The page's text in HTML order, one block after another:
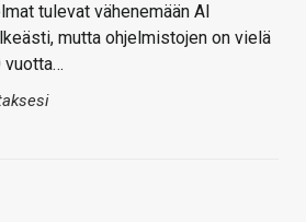
tulevat vähenemään AI
mutta ohjelmistojen on vielä
vuotta…